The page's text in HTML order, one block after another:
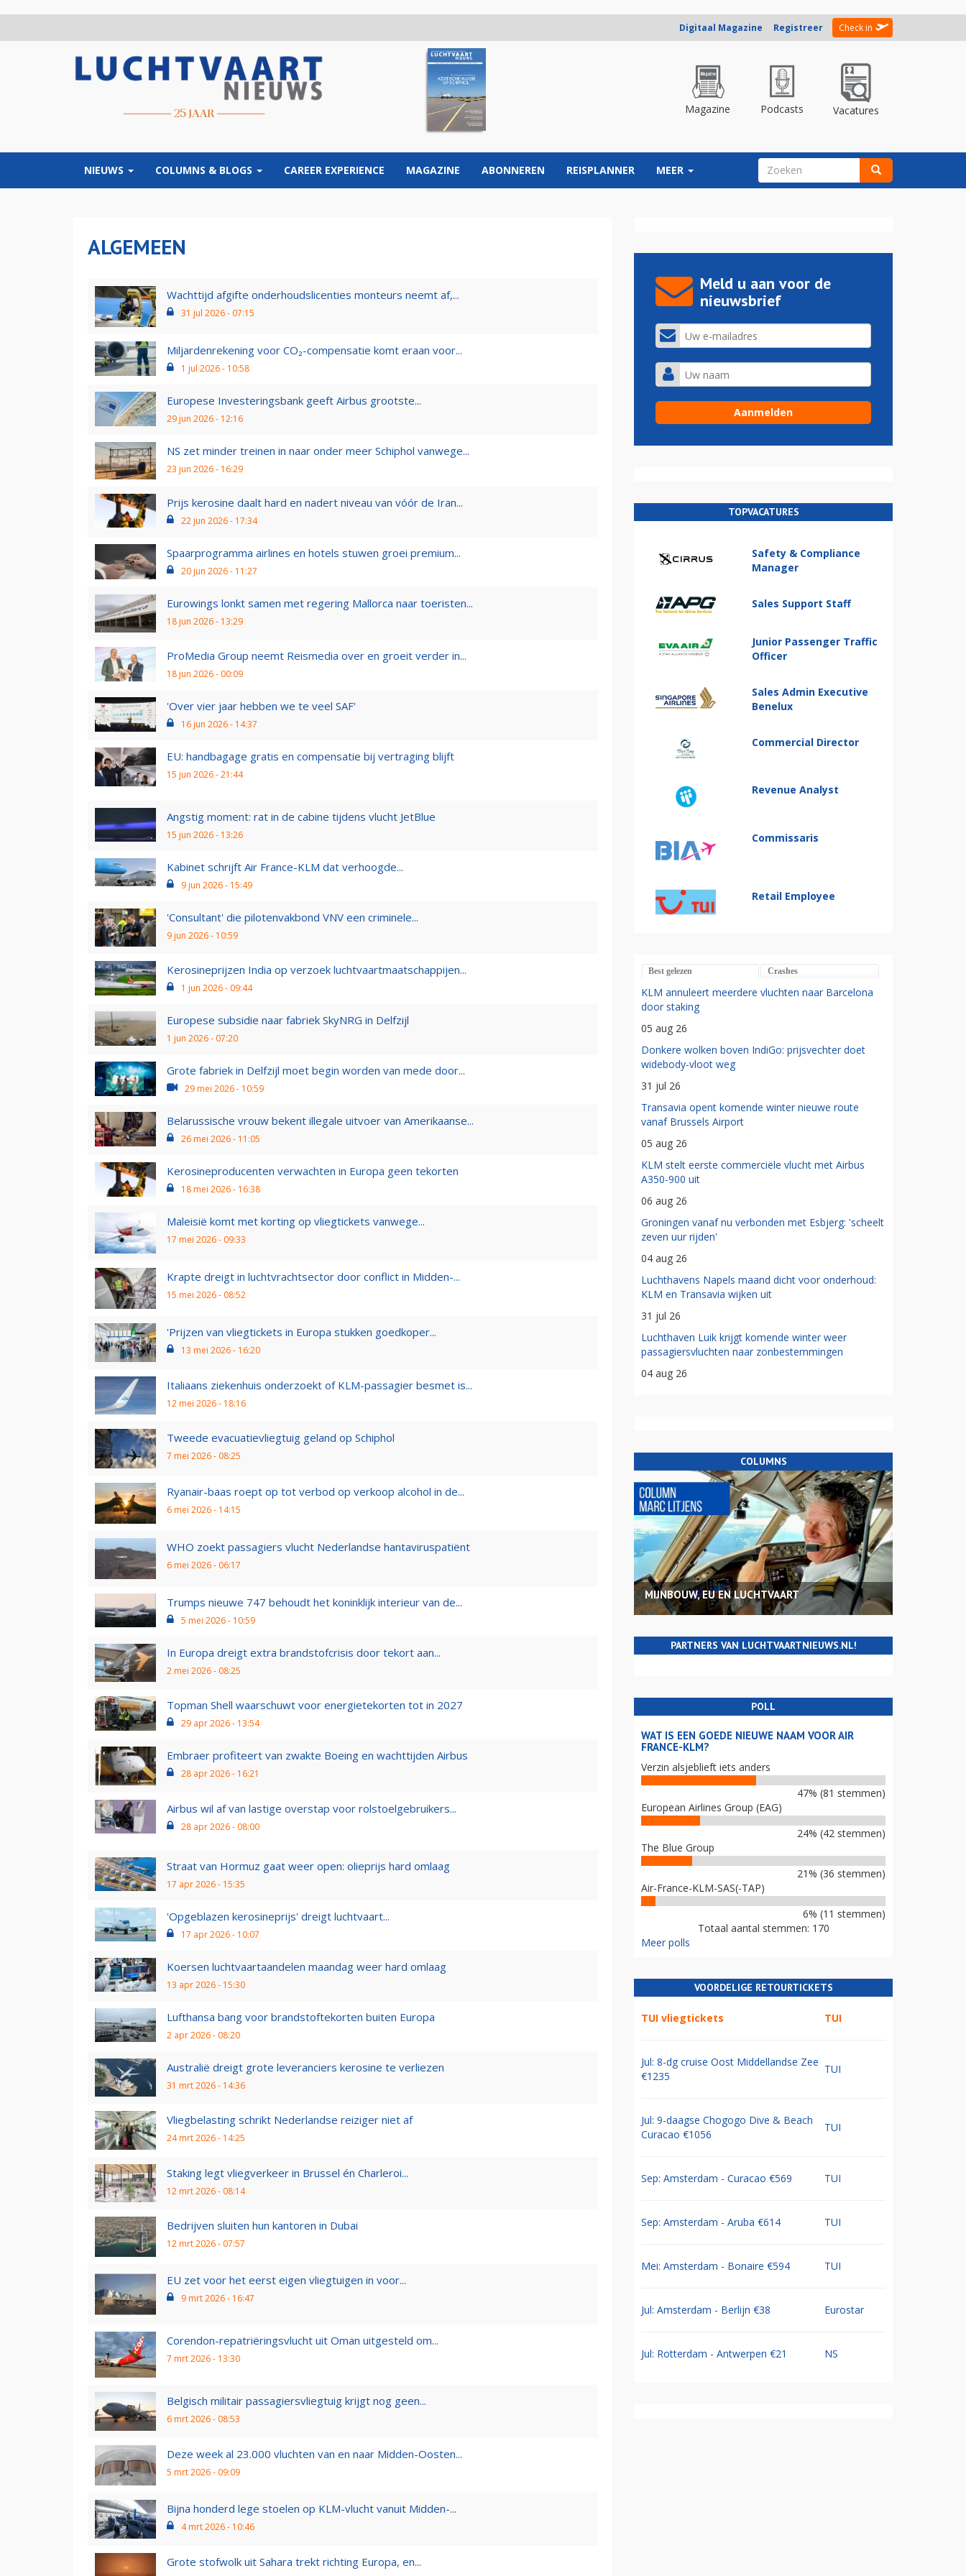
Digitaal Magazine Registreer Check in
Magazine Podcasts Vacatures
NIEUWS COLUMNS & BLOGS CAREER EXPERIENCE MAGAZINE ABONNEREN REISPLANNER MEER ZOEKVELD
ALGEMEEN
Wachttijd afgifte onderhoudslicenties monteurs neemt af,...
31 jul 2026 - 07:15
Miljardenrekening voor CO₂-compensatie komt eraan voor...
1 jul 2026 - 10:58
Europese Investeringsbank geeft Airbus grootste...
29 jun 2026 - 12:16
NS zet minder treinen in naar onder meer Schiphol vanwege...
23 jun 2026 - 16:29
Prijs kerosine daalt hard en nadert niveau van vóór de Iran...
22 jun 2026 - 17:34
Spaarprogramma airlines en hotels stuwen groei premium...
20 jun 2026 - 11:27
Eurowings lonkt samen met regering Mallorca naar toeristen...
18 jun 2026 - 13:29
ProMedia Group neemt Reismedia over en groeit verder in...
18 jun 2026 - 00:09
'Over vier jaar hebben we te veel SAF'
16 jun 2026 - 14:37
EU: handbagage gratis en compensatie bij vertraging blijft
15 jun 2026 - 21:44
Angstig moment: rat in de cabine tijdens vlucht JetBlue
15 jun 2026 - 13:26
Kabinet schrijft Air France-KLM dat verhoogde...
9 jun 2026 - 15:49
'Consultant' die pilotenvakbond VNV een criminele...
9 jun 2026 - 10:59
Kerosineprijzen India op verzoek luchtvaartmaatschappijen...
1 jun 2026 - 09:44
Europese subsidie naar fabriek SkyNRG in Delfzijl
1 jun 2026 - 07:20
Grote fabriek in Delfzijl moet begin worden van mede door...
29 mei 2026 - 10:59
Belarussische vrouw bekent illegale uitvoer van Amerikaanse...
26 mei 2026 - 11:05
Kerosineproducenten verwachten in Europa geen tekorten
18 mei 2026 - 16:38
Maleisië komt met korting op vliegtickets vanwege...
17 mei 2026 - 09:33
Krapte dreigt in luchtvrachtsector door conflict in Midden-...
15 mei 2026 - 08:52
'Prijzen van vliegtickets in Europa stukken goedkoper...
13 mei 2026 - 16:20
Italiaans ziekenhuis onderzoekt of KLM-passagier besmet is...
12 mei 2026 - 18:16
Tweede evacuatievliegtuig geland op Schiphol
7 mei 2026 - 08:25
Ryanair-baas roept op tot verbod op verkoop alcohol in de...
6 mei 2026 - 14:15
WHO zoekt passagiers vlucht Nederlandse hantaviruspatiënt
6 mei 2026 - 06:17
Trumps nieuwe 747 behoudt het koninklijk interieur van de...
5 mei 2026 - 10:59
In Europa dreigt extra brandstofcrisis door tekort aan...
2 mei 2026 - 08:25
Topman Shell waarschuwt voor energietekorten tot in 2027
29 apr 2026 - 13:54
Embraer profiteert van zwakte Boeing en wachttijden Airbus
28 apr 2026 - 16:21
Airbus wil af van lastige overstap voor rolstoelgebruikers...
28 apr 2026 - 08:00
Straat van Hormuz gaat weer open: olieprijs hard omlaag
17 apr 2026 - 15:35
'Opgeblazen kerosineprijs' dreigt luchtvaart...
17 apr 2026 - 10:07
Koersen luchtvaartaandelen maandag weer hard omlaag
13 apr 2026 - 15:30
Lufthansa bang voor brandstoftekorten buiten Europa
2 apr 2026 - 08:20
Australië dreigt grote leveranciers kerosine te verliezen
31 mrt 2026 - 14:36
Vliegbelasting schrikt Nederlandse reiziger niet af
24 mrt 2026 - 14:25
Staking legt vliegverkeer in Brussel én Charleroi...
12 mrt 2026 - 08:14
Bedrijven sluiten hun kantoren in Dubai
12 mrt 2026 - 07:57
EU zet voor het eerst eigen vliegtuigen in voor...
9 mrt 2026 - 16:47
Corendon-repatriëringsvlucht uit Oman uitgesteld om...
7 mrt 2026 - 13:30
Belgisch militair passagiersvliegtuig krijgt nog geen...
6 mrt 2026 - 08:53
Deze week al 23.000 vluchten van en naar Midden-Oosten...
5 mrt 2026 - 09:09
Bijna honderd lege stoelen op KLM-vlucht vanuit Midden-...
4 mrt 2026 - 10:46
Grote stofwolk uit Sahara trekt richting Europa, en...
Meld u aan voor de
nieuwsbrief
TOPVACATURES
Safety & Compliance
Manager
Sales Support Staff
Junior Passenger Traffic
Officer
Sales Admin Executive
Benelux
Commercial Director
Revenue Analyst
Commissaris
Retail Employee
Best gelezen Crashes
KLM annuleert meerdere vluchten naar Barcelona
door staking
05 aug 26
Donkere wolken boven IndiGo: prijsvechter doet
widebody-vloot weg
31 jul 26
Transavia opent komende winter nieuwe route
vanaf Brussels Airport
05 aug 26
KLM stelt eerste commerciële vlucht met Airbus
A350-900 uit
06 aug 26
Groningen vanaf nu verbonden met Esbjerg: 'scheelt
zeven uur rijden'
04 aug 26
Luchthavens Napels maand dicht voor onderhoud:
KLM en Transavia wijken uit
31 jul 26
Luchthaven Luik krijgt komende winter weer
passagiersvluchten naar zonbestemmingen
04 aug 26
COLUMNS
MIJNBOUW, EU EN LUCHTVAART
PARTNERS VAN LUCHTVAARTNIEUWS.NL!
POLL
WAT IS EEN GOEDE NIEUWE NAAM VOOR AIR
FRANCE-KLM?
Verzin alsjeblieft iets anders
47% (81 stemmen)
European Airlines Group (EAG)
24% (42 stemmen)
The Blue Group
21% (36 stemmen)
Air-France-KLM-SAS(-TAP)
6% (11 stemmen)
Totaal aantal stemmen: 170
Meer polls
VOORDELIGE RETOURTICKETS
TUI vliegtickets TUI
Jul: 8-dg cruise Oost Middellandse Zee
€1235
TUI
Jul: 9-daagse Chogogo Dive & Beach
Curacao €1056
TUI
Sep: Amsterdam - Curacao €569 TUI
Sep: Amsterdam - Aruba €614 TUI
Mei: Amsterdam - Bonaire €594 TUI
Jul: Amsterdam - Berlijn €38 Eurostar
Jul: Rotterdam - Antwerpen €21 NS